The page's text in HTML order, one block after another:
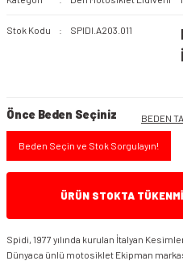
Stok Kodu SPIDI.A203.011
Önce Beden Seçiniz BEDEN
Beden Seçin ve Stok Sorgulayın!
ÜRÜN STOKTA
Spidi, 1977 yılında kurulan İtalyan
Dünyaca ünlü motosiklet Ekipman